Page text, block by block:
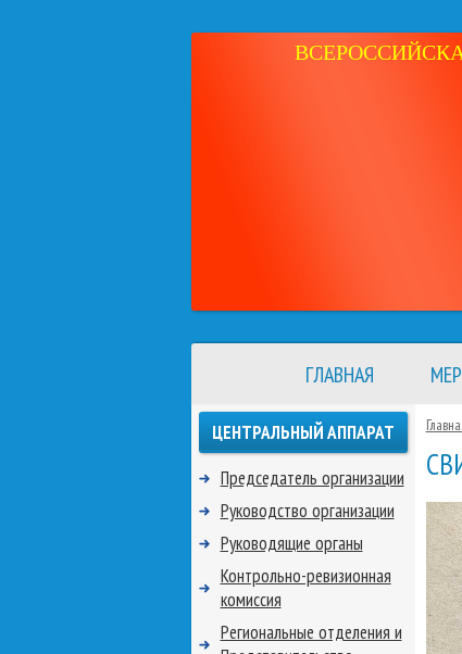
ГЛАВНАЯ
ЦЕНТРАЛЬНЫЙ АППАРАТ
Председатель организации
Руководство организации
Руководящие органы
Контрольно-ревизионная
комиссия
Региональные отделения и